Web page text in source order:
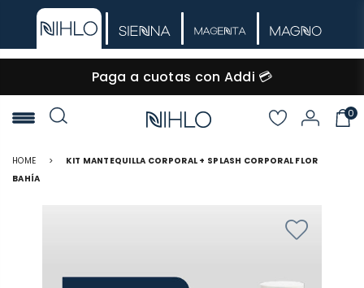
Paga a cuotas con Addi 💳
NIHLO
0
HOME >
KIT MANTEQUILLA CORPORAL + SPLASH CORPORAL FLOR
BAHÍA